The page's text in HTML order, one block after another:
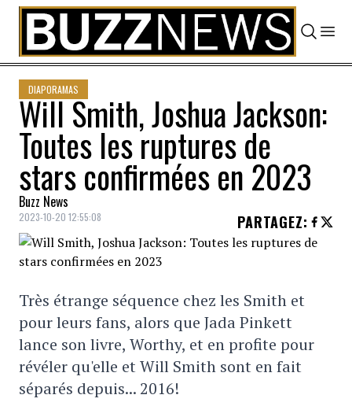
Skip to content
DIAPORAMAS
Will Smith, Joshua Jackson:
Toutes les ruptures de
stars confirmées en 2023
Buzz News
2023-10-20 12:55:08 PARTAGEZ:
Très étrange séquence chez les Smith et
pour leurs fans, alors que Jada Pinkett
lance son livre, Worthy, et en profite pour
révéler qu'elle et Will Smith sont en fait
séparés depuis... 2016!